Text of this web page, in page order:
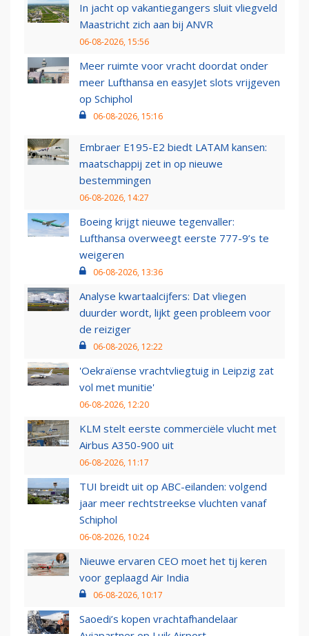
In jacht op vakantiegangers sluit vliegveld
Maastricht zich aan bij ANVR
06-08-2026, 15:56
Meer ruimte voor vracht doordat onder
meer Lufthansa en easyJet slots vrijgeven
op Schiphol
06-08-2026, 15:16
Embraer E195-E2 biedt LATAM kansen:
maatschappij zet in op nieuwe
bestemmingen
06-08-2026, 14:27
Boeing krijgt nieuwe tegenvaller:
Lufthansa overweegt eerste 777-9’s te
weigeren
06-08-2026, 13:36
Analyse kwartaalcijfers: Dat vliegen
duurder wordt, lijkt geen probleem voor
de reiziger
06-08-2026, 12:22
'Oekraïense vrachtvliegtuig in Leipzig zat
vol met munitie'
06-08-2026, 12:20
KLM stelt eerste commerciële vlucht met
Airbus A350-900 uit
06-08-2026, 11:17
TUI breidt uit op ABC-eilanden: volgend
jaar meer rechtstreekse vluchten vanaf
Schiphol
06-08-2026, 10:24
Nieuwe ervaren CEO moet het tij keren
voor geplaagd Air India
06-08-2026, 10:17
Saoedi’s kopen vrachtafhandelaar